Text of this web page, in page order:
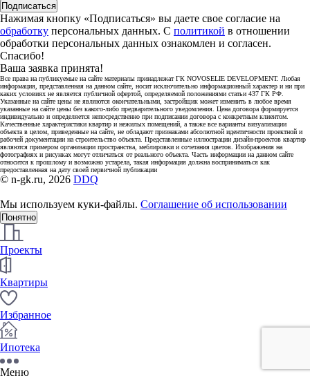
Подписаться
Нажимая кнопку «Подписаться» вы даете свое согласие на
обработку персональных данных. С политикой в отношении
обработки персональных данных ознакомлен и согласен.
Спасибо!
Ваша заявка принята!
Все права на публикуемые на сайте материалы принадлежат ГК NOVOSELIE DEVELOPMENT. Любая
информация, представленная на данном сайте, носит исключительно информационный характер и ни при
каких условиях не является публичной офертой, определяемой положениями статьи 437 ГК РФ.
Указанные на сайте цены не являются окончательными, застройщик может изменить в любое время
указанные на сайте цены без какого-либо предварительного уведомления. Цена договора формируется
индивидуально и определяется непосредственно при подписании договора с конкретным клиентом.
Качественные характеристики квартир и нежилых помещений, а также все варианты визуализации
объекта в целом, приведенные на сайте, не обладают признаками абсолютной идентичности проектной и
рабочей документации на строительство объекта. Представленные иллюстрации дизайн-проектов квартир
являются примером организации пространства, меблировки и сочетания цветов. Изображения на
фотографиях и рисунках могут отличаться от реального объекта. Часть информации на данном сайте
относится к прошлому и возможно устарела, такая информация должна восприниматься как
предоставленная на дату своей первичной публикации
© n-gk.ru, 2026 DDQ
Мы используем куки-файлы. Соглашение об использовании
Понятно
Проекты
Квартиры
Избранное
Ипотека
Меню